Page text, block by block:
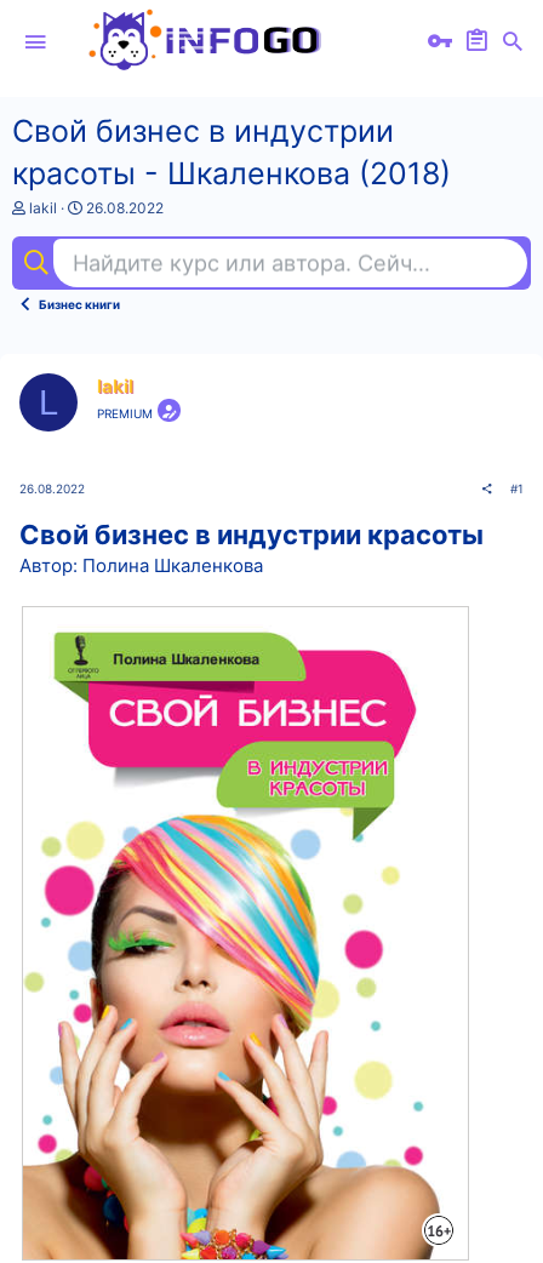
Свой бизнес в индустрии
красоты - Шкаленкова (2018)
А
т
о
т
lakil
Д
а
н
а
26.08.2022
Найдите курс или автора. Сейчас ищут
Бизнес книги
L lakil
PREMIUM
26.08.2022 #1
Свой бизнес в индустрии красоты
Автор: Полина Шкаленкова